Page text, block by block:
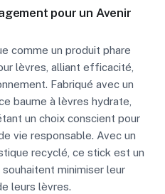
pour un Avenir
comme un produit phare
lèvres, alliant efficacité,
Fabriqué avec un
baume à lèvres hydrate,
un choix conscient pour
vie responsable. Avec un
recyclé, ce stick est un
minimiser leur
leurs lèvres.